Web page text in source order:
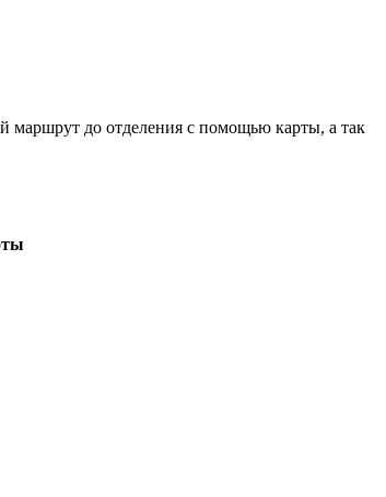
маршрут до отделения с помощью карты, а так